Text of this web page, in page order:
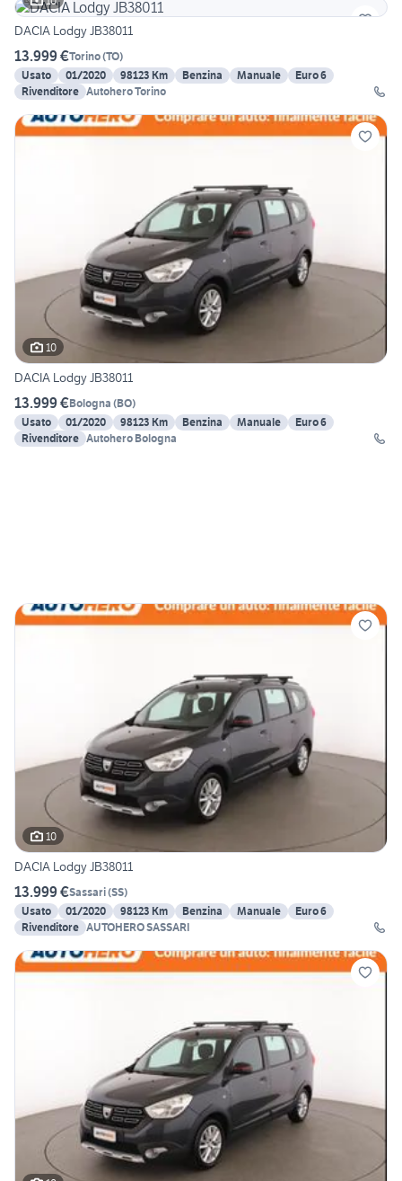
DACIA Lodgy JB38011
13.999 €Torino(TO)
Usato
01/2020 98123 Km Benzina Manuale
Euro 6
Rivenditore Autohero Torino
10
DACIA Lodgy JB38011
13.999 €Bologna (BO)
Usato
01/2020 98123 Km Benzina Manuale
Euro 6
Rivenditore Autohero Bologna
10
DACIA Lodgy JB38011
13.999 €Sassari(SS)
Usato
01/2020 98123 Km Benzina Manuale
Euro 6
Rivenditore AUTOHERO SASSARI